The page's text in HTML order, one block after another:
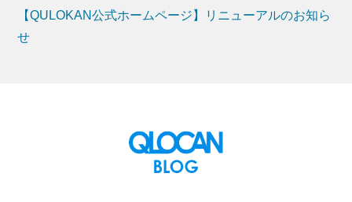
【QULOKAN公式ホームページ】リニューアルのお知ら
せ